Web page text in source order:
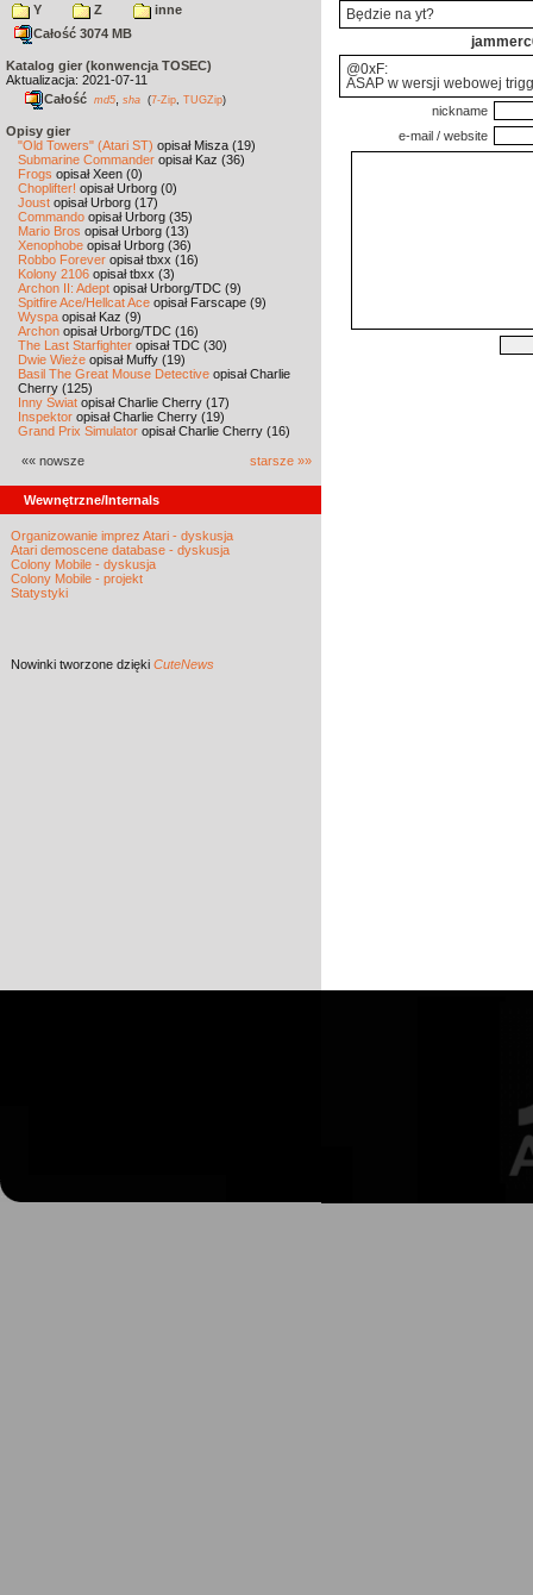
Y
Z
inne
Całość 3074 MB
Katalog gier (konwencja TOSEC)
Aktualizacja: 2021-07-11
Całość md5 sha (7-Zip TUGZip)
Opisy gier
"Old Towers" (Atari ST) opisał Misza (19)
Submarine Commander opisał Kaz (36)
Frogs opisał Xeen (0)
Choplifter! opisał Urborg (0)
Joust opisał Urborg (17)
Commando opisał Urborg (35)
Mario Bros opisał Urborg (13)
Xenophobe opisał Urborg (36)
Robbo Forever opisał tbxx (16)
Kolony 2106 opisał tbxx (3)
Archon II: Adept opisał Urborg/TDC (9)
Spitfire Ace/Hellcat Ace opisał Farscape (9)
Wyspa opisał Kaz (9)
Archon opisał Urborg/TDC (16)
The Last Starfighter opisał TDC (30)
Dwie Wieże opisał Muffy (19)
Basil The Great Mouse Detective opisał Charlie
Cherry (125)
Inny Świat opisał Charlie Cherry (17)
Inspektor opisał Charlie Cherry (19)
Grand Prix Simulator opisał Charlie Cherry (16)
«« nowsze starsze »»
Wewnętrzne/Internals
Organizowanie imprez Atari - dyskusja
Atari demoscene database - dyskusja
Colony Mobile - dyskusja
Colony Mobile - projekt
Statystyki
Nowinki tworzone dzięki CuteNews
Będzie na yt?
@0xF:
ASAP w wersji webowej
nickname
e-mail / website